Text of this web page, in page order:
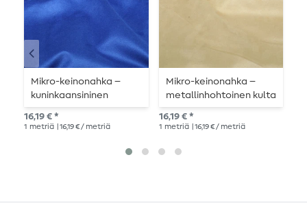
Mikro-keinonahka –
kuninkaansininen
16,19 € *
1 metriä | 16,19 € / metriä
Mikro-keinonahka –
metallinhohtoinen kulta
16,19 € *
1 metriä | 16,19 € / metriä